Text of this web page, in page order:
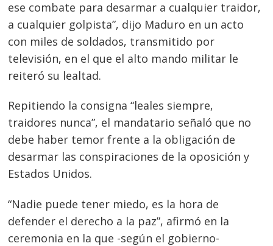
ese combate para desarmar a cualquier traidor,
a cualquier golpista”, dijo Maduro en un acto
con miles de soldados, transmitido por
televisión, en el que el alto mando militar le
reiteró su lealtad.
Repitiendo la consigna “leales siempre,
traidores nunca”, el mandatario señaló que no
debe haber temor frente a la obligación de
desarmar las conspiraciones de la oposición y
Estados Unidos.
“Nadie puede tener miedo, es la hora de
defender el derecho a la paz”, afirmó en la
ceremonia en la que -según el gobierno-